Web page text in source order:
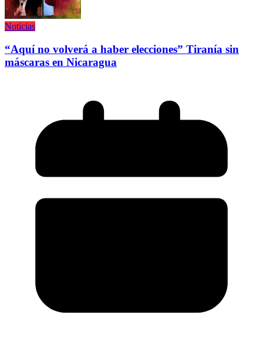
Noticias
“Aquí no volverá a haber elecciones” Tiranía sin
máscaras en Nicaragua